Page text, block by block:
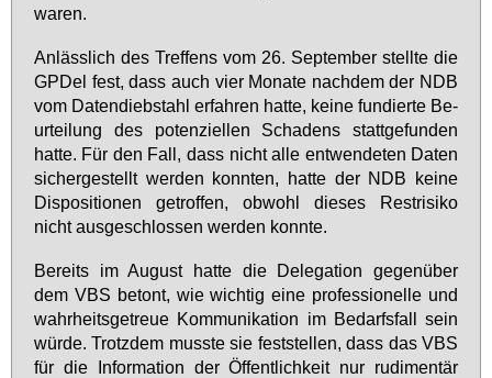
wa­ren.
An­läss­lich des Tref­fens vom 26. Sep­tem­ber stell­te die
GPDel fest, dass auch vier Mo­na­te nach­dem der NDB
vom Da­ten­dieb­stahl er­fah­ren hat­te, kei­ne fun­dier­te Be­
ur­tei­lung des po­ten­zi­el­len Scha­dens statt­ge­fun­den
hat­te. Für den Fall, dass nicht al­le ent­wen­de­ten Da­ten
si­cher­ge­stellt wer­den konn­ten, hat­te der NDB kei­ne
Dis­po­si­tio­nen ge­trof­fen, ob­wohl die­ses Rest­ri­si­ko
nicht aus­ge­schlos­sen wer­den konn­te.
Be­reits im Au­gust hat­te die De­le­ga­ti­on ge­gen­über
dem VBS be­tont, wie wich­tig ei­ne pro­fes­sio­nel­le und
wahr­heits­ge­treue Kom­mu­ni­ka­ti­on im Be­darfs­fall sein
wür­de. Trotz­dem muss­te sie fest­stel­len, dass das VBS
für die In­for­ma­ti­on der Öf­fent­lich­keit nur ru­di­men­tär